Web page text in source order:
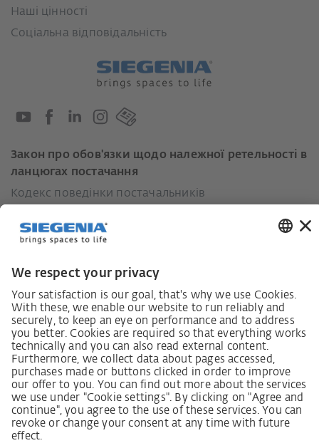
Наші цінності
Соціальна відповідальність
Закон про обов'язки щодо належної ретельності в
ланцюгах постачання
Кодекс поведінки постачальників
Закону про належну обачність у ланцюгах
Декларація про принципи стратегії у сфері прав
людини
Процедура подання та розгляду скарг відповідно
до Закону про належну обачність у ланцюгах
постачання
Довідкові дані AGB
Політика конфіденційності
Заява щодо доступності